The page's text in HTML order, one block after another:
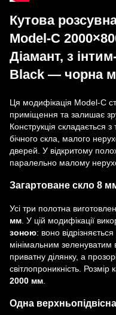
Кутова
Model-C
Діамант, з
Black — чорна
Ця модифікація Model-C
приміщення та залишає
Конструкція складається
бічного скла, малого
дверей. У відкритому
паралельно малому
Загартоване скло 8
Усі три полотна
мм . У цій модифікації
зоною: воно
мінімальним зеленуватим
приватну ділянку, а
світлопроникність. Розмір
2000 мм
Одна